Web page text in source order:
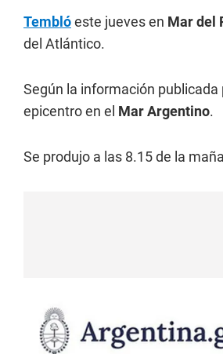
Temblóeste jueves en Mar del
del Atlántico.
Según la información publicada
epicentro en el Mar Argentino.
Se produjo a las 8.15 de la